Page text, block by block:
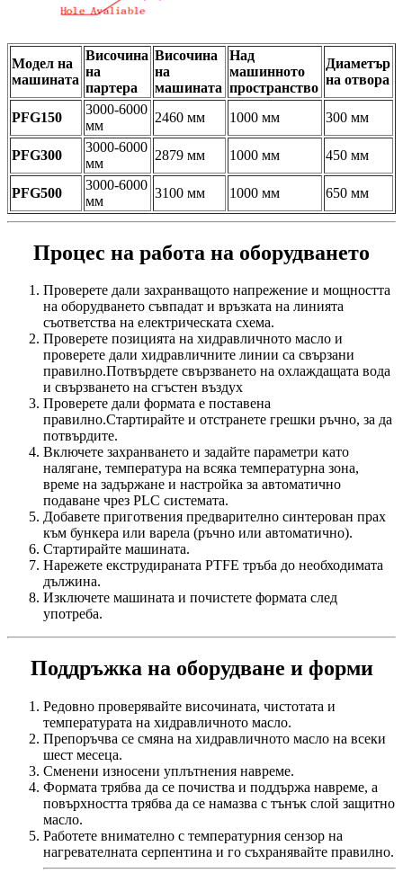
Модел на
машината
Височина
на
партера
Височина
на
машината
Над
машинното
пространство
Диаметър
на отвора
PFG150
3000-6000
мм
2460 мм 1000 мм 300 мм
PFG300
3000-6000
мм
2879 мм 1000 мм 450 мм
PFG500
3000-6000
мм
3100 мм 1000 мм 650 мм
Процес на работа на оборудването
Проверете дали захранващото напрежение и мощността
на оборудването съвпадат и връзката на линията
съответства на електрическата схема.
Проверете позицията на хидравличното масло и
проверете дали хидравличните линии са свързани
правилно.Потвърдете свързването на охлаждащата вода
и свързването на сгъстен въздух
Проверете дали формата е поставена
правилно.Стартирайте и отстранете грешки ръчно, за да
потвърдите.
Включете захранването и задайте параметри като
налягане, температура на всяка температурна зона,
време на задържане и настройка за автоматично
подаване чрез PLC системата.
Добавете приготвения предварително синтерован прах
към бункера или варела (ръчно или автоматично).
Стартирайте машината.
Нарежете екструдираната PTFE тръба до необходимата
дължина.
Изключете машината и почистете формата след
употреба.
Поддръжка на оборудване и форми
Редовно проверявайте височината, чистотата и
температурата на хидравличното масло.
Препоръчва се смяна на хидравличното масло на всеки
шест месеца.
Сменени износени уплътнения навреме.
Формата трябва да се почиства и поддържа навреме, а
повърхността трябва да се намазва с тънък слой защитно
масло.
Работете внимателно с температурния сензор на
нагревателната серпентина и го съхранявайте правилно.